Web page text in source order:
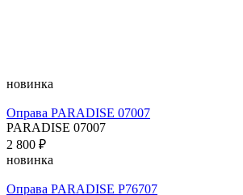
новинка
Оправа PARADISE 07007
PARADISE 07007
2 800 ₽
новинка
Оправа PARADISE P76707